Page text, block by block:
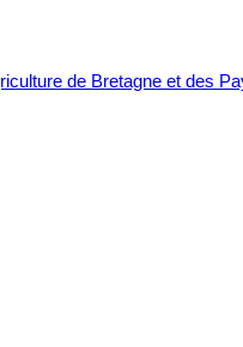
de Bretagne et des